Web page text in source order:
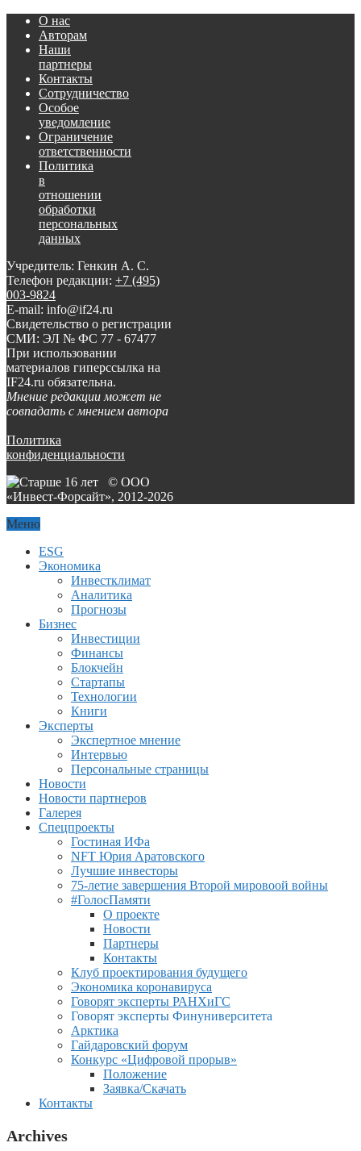
О нас
Авторам
Наши
партнеры
Контакты
Сотрудничество
Особое
уведомление
Ограничение
ответственности
Политика
в
отношении
обработки
персональных
данных
Учредитель: Генкин А. С.
Телефон редакции: +7 (495)
003-9824
E-mail: info@if24.ru
Свидетельство о регистрации
СМИ: ЭЛ № ФС 77 - 67477
При использовании
материалов гиперссылка на
IF24.ru обязательна.
Мнение редакции может не
совпадать с мнением автора
Политика
конфиденциальности
© ООО
«Инвест-Форсайт», 2012-2026
Меню
ESG
Экономика
Инвестклимат
Аналитика
Прогнозы
Бизнес
Инвестиции
Финансы
Блокчейн
Стартапы
Технологии
Книги
Эксперты
Экспертное мнение
Интервью
Персональные страницы
Новости
Новости партнеров
Галерея
Спецпроекты
Гостиная ИФа
NFT Юрия Аратовского
Лучшие инвесторы
75-летие завершения Второй мировоой войны
#ГолосПамяти
О проекте
Новости
Партнеры
Контакты
Клуб проектирования будущего
Экономика коронавируса
Говорят эксперты РАНХиГС
Говорят эксперты Финуниверситета
Арктика
Гайдаровский форум
Конкурс «Цифровой прорыв»
Положение
Заявка/Скачать
Контакты
Archives